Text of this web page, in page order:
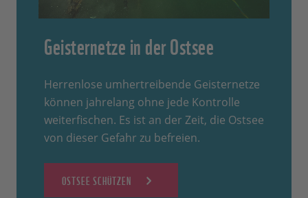
Geisternetze in der Ostsee
Herrenlose umhertreibende Geisternetze
können jahrelang ohne jede Kontrolle
weiterfischen. Es ist an der Zeit, die Ostsee
von dieser Gefahr zu befreien.
OSTSEE SCHÜTZEN